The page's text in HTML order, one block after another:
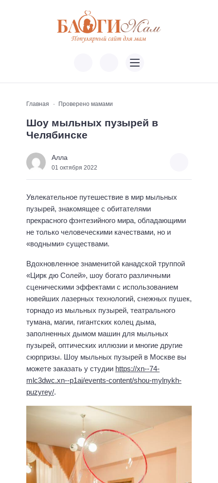
Главная Проверено мамами
Шоу мыльных пузырей в
Челябинске
Алла
01 октября 2022
Увлекательное путешествие в мир мыльных
пузырей, знакомящее с обитателями
прекрасного фэнтезийного мира, обладающими
не только человеческими качествами, но и
«водными» существами.
Вдохновленное знаменитой канадской труппой
«Цирк дю Солей», шоу богато различными
сценическими эффектами с использованием
новейших лазерных технологий, снежных пушек,
торнадо из мыльных пузырей, театрального
тумана, магии, гигантских колец дыма,
заполненных дымом машин для мыльных
пузырей, оптических иллюзии и многие другие
сюрпризы. Шоу мыльных пузырей в Москве вы
можете заказать у студии https://xn--74-
mlc3dwc.xn--p1ai/events-content/shou-mylnykh-
puzyrey/.